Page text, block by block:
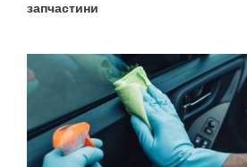
запчастини